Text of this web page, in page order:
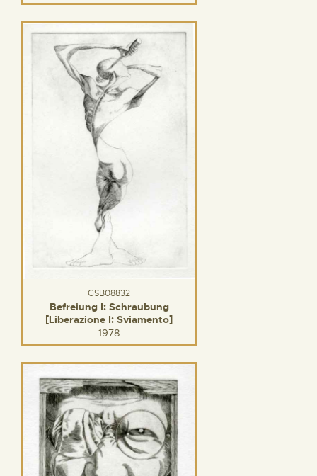
GSB08832
Befreiung I: Schraubung
[Liberazione I: Sviamento]
1978